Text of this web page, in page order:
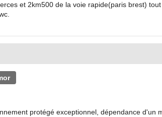
et 2km500 de la voie rapide(paris brest)
protégé exceptionnel, dépendance d'un